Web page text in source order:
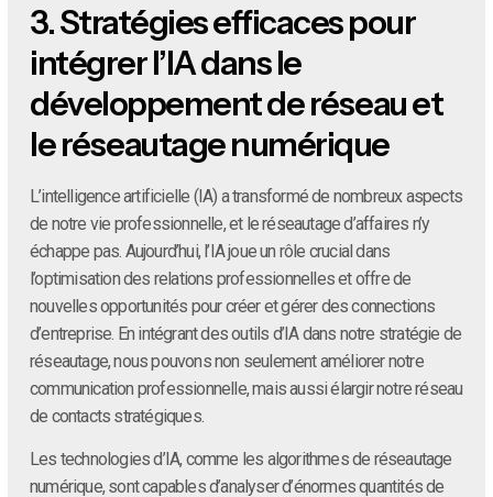
3.Stratégies efficaces pour
intégrer l’IA dans le
développement de réseau et
le réseautage numérique
L’intelligence artificielle (IA) a transformé de nombreux aspects
de notre vie professionnelle, et le réseautage d’affaires n’y
échappe pas. Aujourd’hui, l’IA joue un rôle crucial dans
l’optimisation des relations professionnelles et offre de
nouvelles opportunités pour créer et gérer des connections
d’entreprise. En intégrant des outils d’IA dans notre stratégie de
réseautage, nous pouvons non seulement améliorer notre
communication professionnelle, mais aussi élargir notre réseau
de contacts stratégiques.
Les technologies d’IA, comme les algorithmes de réseautage
numérique, sont capables d’analyser d’énormes quantités de